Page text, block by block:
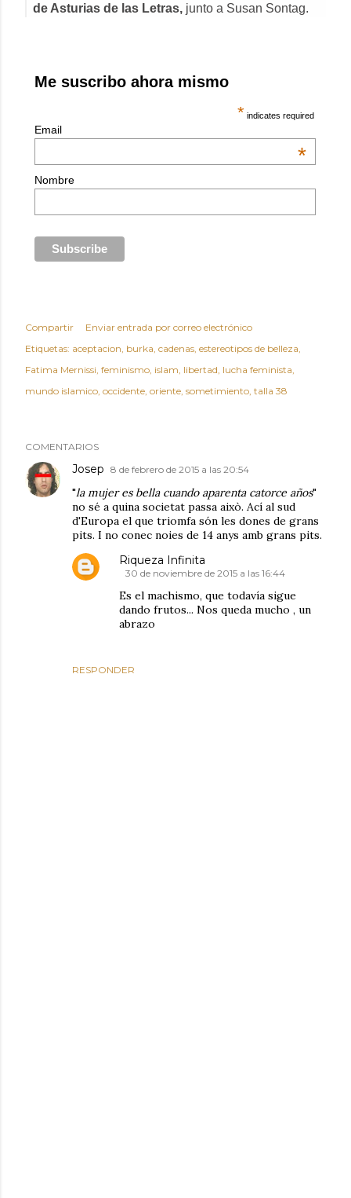
de Asturias de las Letras, junto a Susan Sontag.
Me suscribo ahora mismo
* indicates required
Email
*
Nombre
Compartir
Enviar entrada por correo electrónico
Etiquetas: aceptacion burka cadenas estereotipos de belleza
Fatima Mernissi feminismo islam libertad lucha feminista
mundo islamico occidente oriente sometimiento talla 38
COMENTARIOS
Josep 8 de febrero de 2015 a las 20:54
"la mujer es bella cuando aparenta catorce años"
no sé a quina societat passa això. Ací al sud
d'Europa el que triomfa són les dones de grans
pits. I no conec noies de 14 anys amb grans pits.
RESPONDER
Riqueza Infinita
30 de noviembre de 2015 a las 16:44
Es el machismo, que todavía sigue
dando frutos... Nos queda mucho , un
abrazo